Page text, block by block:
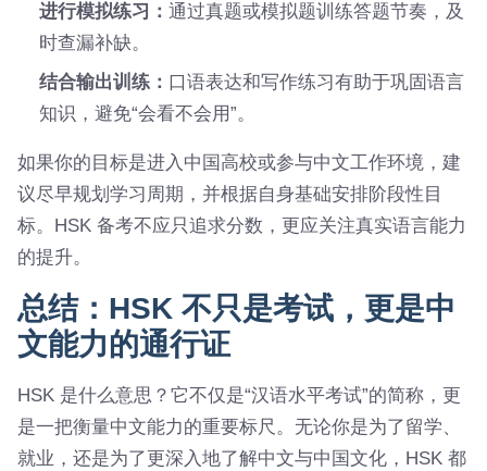
进行模拟练习： 通过真题或模拟题训练答题节奏，及
时查漏补缺。
结合输出训练： 口语表达和写作练习有助于巩固语言
知识，避免“会看不会用”。
如果你的目标是进入中国高校或参与中文工作环境，建
议尽早规划学习周期，并根据自身基础安排阶段性目
标。HSK 备考不应只追求分数，更应关注真实语言能力
的提升。
总结：HSK 不只是考试，更是中
文能力的通行证
HSK 是什么意思？它不仅是“汉语水平考试”的简称，更
是一把衡量中文能力的重要标尺。无论你是为了留学、
就业，还是为了更深入地了解中文与中国文化，HSK 都